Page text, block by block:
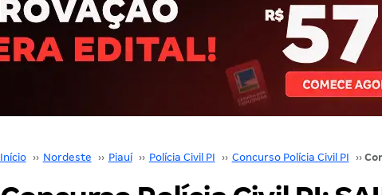
Início ›› Nordeste ›› Piauí ›› Polícia Civil PI ›› Concurso Polícia Civil PI ››